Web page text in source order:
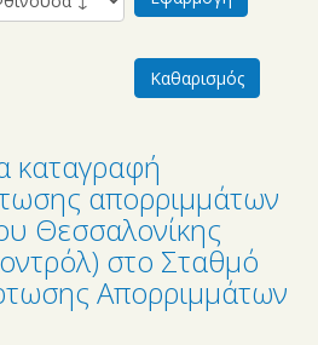
καταγραφή
απορριμμάτων
Θεσσαλονίκης
στο Σταθμό
Απορριμμάτων